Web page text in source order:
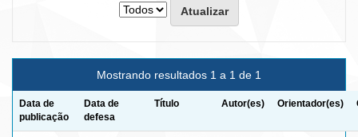
Mostrando resultados 1 a 1 de 1
Data de
publicação
Data de
defesa
Título Autor(es) Orientador(es)